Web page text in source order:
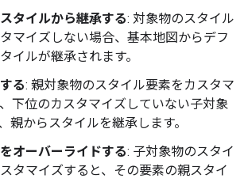
タイルから継承する: 対象物のスタイル
マイズしない場合、基本地図からデフ
イルが継承されます。
る: 親対象物のスタイル要素をカスタマ
下位のカスタマイズしていない子対象
親からスタイルを継承します。
オーバーライドする: 子対象物のスタイ
タマイズすると、その要素の親スタイ